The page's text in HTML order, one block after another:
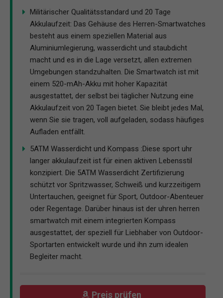
Militärischer Qualitätsstandard und 20 Tage
Akkulaufzeit: Das Gehäuse des Herren-Smartwatches
besteht aus einem speziellen Material aus
Aluminiumlegierung, wasserdicht und staubdicht
macht und es in die Lage versetzt, allen extremen
Umgebungen standzuhalten. Die Smartwatch ist mit
einem 520-mAh-Akku mit hoher Kapazität
ausgestattet, der selbst bei täglicher Nutzung eine
Akkulaufzeit von 20 Tagen bietet. Sie bleibt jedes Mal,
wenn Sie sie tragen, voll aufgeladen, sodass häufiges
Aufladen entfällt.
5ATM Wasserdicht und Kompass :Diese sport uhr
langer akkulaufzeit ist für einen aktiven Lebensstil
konzipiert. Die 5ATM Wasserdicht Zertifizierung
schützt vor Spritzwasser, Schweiß und kurzzeitigem
Untertauchen, geeignet für Sport, Outdoor-Abenteuer
oder Regentage. Darüber hinaus ist der uhren herren
smartwatch mit einem integrierten Kompass
ausgestattet, der speziell für Liebhaber von Outdoor-
Sportarten entwickelt wurde und ihn zum idealen
Begleiter macht.
Preis prüfen